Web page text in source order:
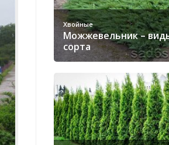
Хвойные
Можжевельник –
сорта